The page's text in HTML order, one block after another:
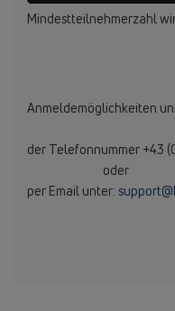
Mindestteilnehmerzahl
Anmeldemöglichkeiten
der Telefonnummer +43
oder
per Email unter: